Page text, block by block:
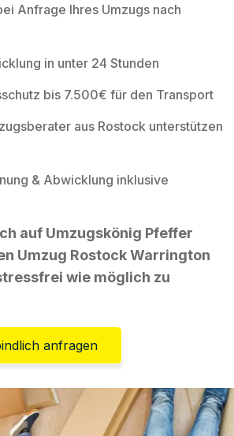
Anfrage Ihres Umzugs nach
in unter 24 Stunden
bis 7.500€ für den Transport
aus Rostock unterstützen
& Abwicklung inklusive
auf Umzugskönig Pfeffer
Umzug Rostock Warrington
wie möglich zu
anfragen